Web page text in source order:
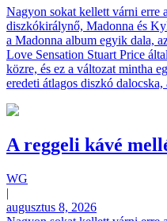
Nagyon sokat kellett várni erre
diszkókirálynő, Madonna és
a Madonna album egyik dala,
Love Sensation Stuart Price
közre, és ez a változat mintha
eredeti átlagos diszkó
A reggeli kávé
WG
|
augusztus 8, 2026